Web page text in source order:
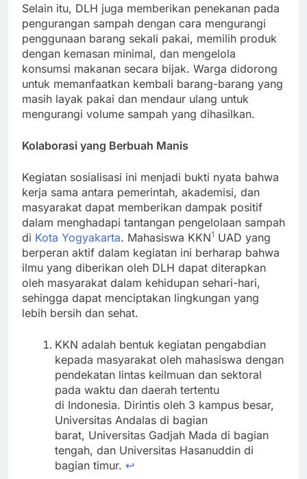
Selain itu, DLH juga memberikan penekanan pada
pengurangan sampah dengan cara mengurangi
penggunaan barang sekali pakai, memilih produk
dengan kemasan minimal, dan mengelola
konsumsi makanan secara bijak. Warga didorong
untuk memanfaatkan kembali barang-barang yang
masih layak pakai dan mendaur ulang untuk
mengurangi volume sampah yang dihasilkan.
Kolaborasi yang Berbuah Manis
Kegiatan sosialisasi ini menjadi bukti nyata bahwa
kerja sama antara pemerintah, akademisi, dan
masyarakat dapat memberikan dampak positif
dalam menghadapi tantangan pengelolaan sampah
di Kota Yogyakarta. Mahasiswa KKN1 UAD yang
berperan aktif dalam kegiatan ini berharap bahwa
ilmu yang diberikan oleh DLH dapat diterapkan
oleh masyarakat dalam kehidupan sehari-hari,
sehingga dapat menciptakan lingkungan yang
lebih bersih dan sehat.
KKN adalah bentuk kegiatan pengabdian
kepada masyarakat oleh mahasiswa dengan
pendekatan lintas keilmuan dan sektoral
pada waktu dan daerah tertentu
di Indonesia. Dirintis oleh 3 kampus besar,
Universitas Andalas di bagian
barat, Universitas Gadjah Mada di bagian
tengah, dan Universitas Hasanuddin di
bagian timur. ↩︎